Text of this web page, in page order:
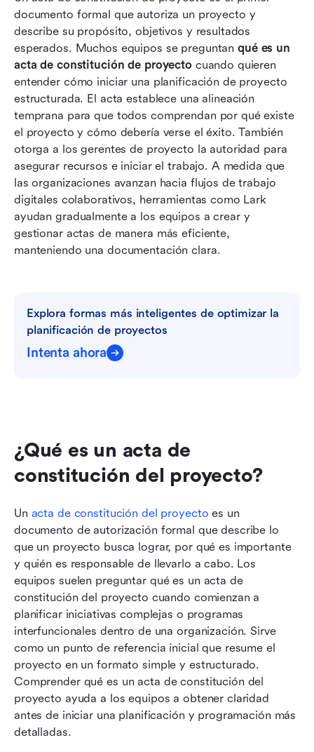
documento formal que autoriza un proyecto y
describe su propósito, objetivos y resultados
esperados. Muchos equipos se preguntan qué es un
acta de constitución de proyecto cuando quieren
entender cómo iniciar una planificación de proyecto
estructurada. El acta establece una alineación
temprana para que todos comprendan por qué existe
el proyecto y cómo debería verse el éxito. También
otorga a los gerentes de proyecto la autoridad para
asegurar recursos e iniciar el trabajo. A medida que
las organizaciones avanzan hacia flujos de trabajo
digitales colaborativos, herramientas como Lark
ayudan gradualmente a los equipos a crear y
gestionar actas de manera más eficiente,
manteniendo una documentación clara.
Explora formas más inteligentes de optimizar la
planificación de proyectos
Intenta ahora
¿Qué es un acta de
constitución del proyecto?
Un acta de constitución del proyecto es un
documento de autorización formal que describe lo
que un proyecto busca lograr, por qué es importante
y quién es responsable de llevarlo a cabo. Los
equipos suelen preguntar qué es un acta de
constitución del proyecto cuando comienzan a
planificar iniciativas complejas o programas
interfuncionales dentro de una organización. Sirve
como un punto de referencia inicial que resume el
proyecto en un formato simple y estructurado.
Comprender qué es un acta de constitución del
proyecto ayuda a los equipos a obtener claridad
antes de iniciar una planificación y programación más
detalladas.
Cómo crear un acta de constitución del
proyecto
Cartas de proyecto en papel vs digitales: lo que
los equipos prefieren hoy en día
Inicia tu misión: Usa Lark para crear capítulos
de proyecto y gestionar proyectos
Mejores prácticas para redactar un acta de
proyecto efectiva
Conclusión
Preguntas frecuentes